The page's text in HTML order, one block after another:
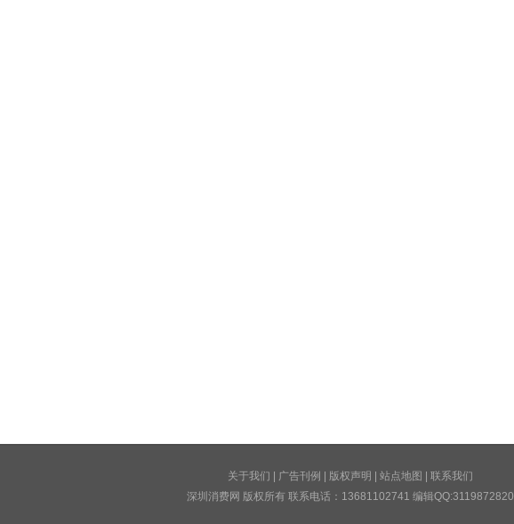
关于我们 广告刊例 版权声明 站点地图
联系我们
深圳消费网 版权所有 联系电话：13681102741 编辑QQ:3119872820